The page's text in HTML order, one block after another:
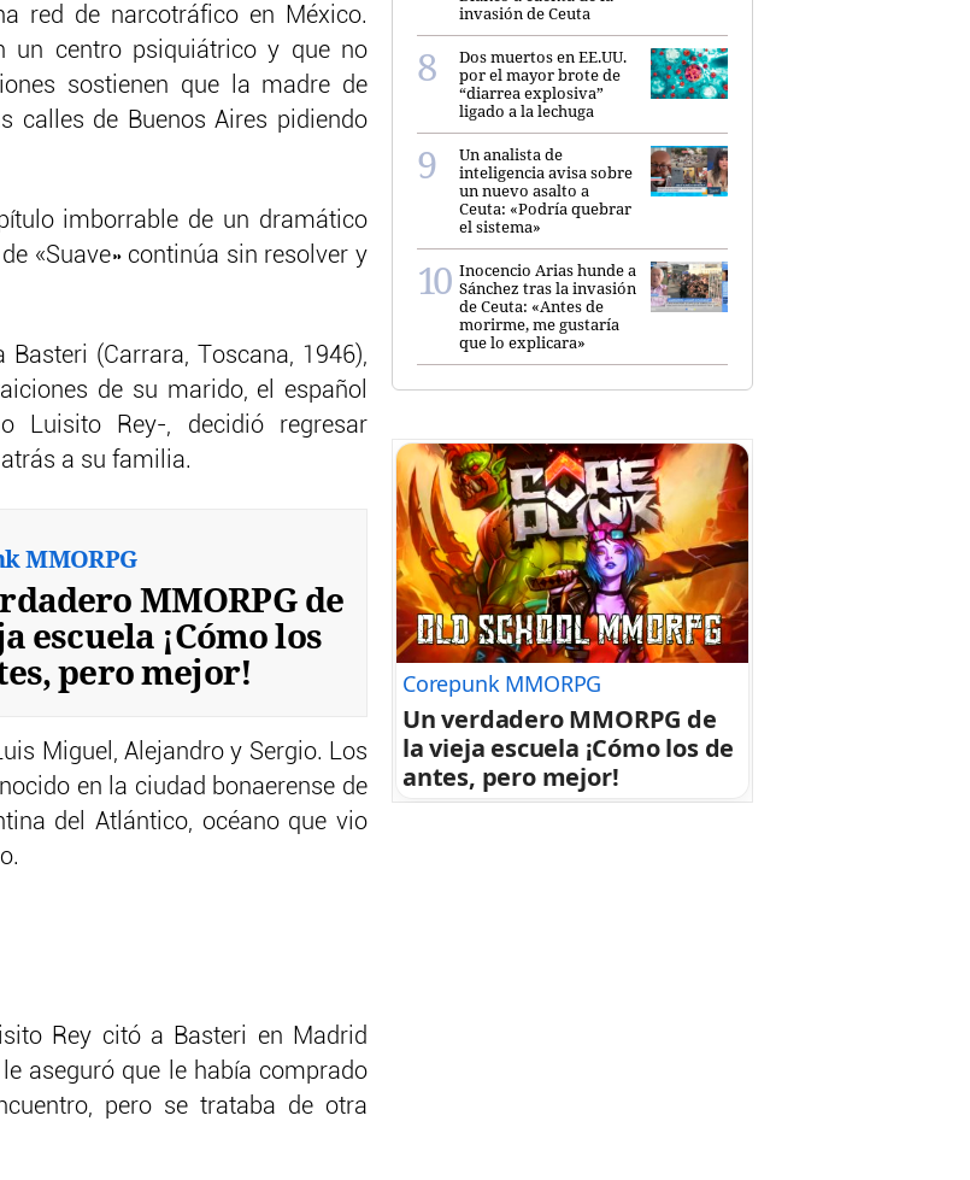
red de narcotráfico en México.
un centro psiquiátrico y que no
sostienen que la madre de
calles de Buenos Aires pidiendo
imborrable de un dramático
«Suave» continúa sin resolver y
(Carrara, Toscana, 1946),
de su marido, el español
Luisito Rey-, decidió regresar
a su familia.
MMORPG
MMORPG de
escuela ¡Cómo los
pero mejor!
Miguel, Alejandro y Sergio. Los
en la ciudad bonaerense de
del Atlántico, océano que vio
Rey citó a Basteri en Madrid
aseguró que le había comprado
pero se trataba de otra
invasión de Ceuta
Dos muertos en EE.UU.
por el mayor brote de
“diarrea explosiva”
ligado a la lechuga
Un analista de
inteligencia avisa sobre
un nuevo asalto a
Ceuta: «Podría quebrar
el sistema»
Inocencio Arias hunde a
Sánchez tras la invasión
de Ceuta: «Antes de
morirme, me gustaría
que lo explicara»
Corepunk MMORPG
Un verdadero MMORPG de
la vieja escuela ¡Cómo los de
antes, pero mejor!